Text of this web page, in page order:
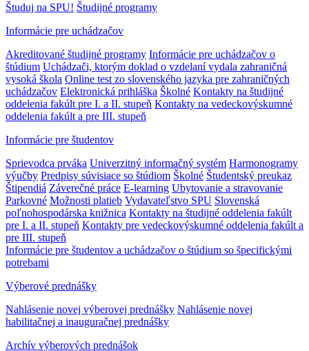
Študuj na SPU! Študijné programy
Informácie pre uchádzačov
Akreditované študijné programy Informácie pre uchádzačov o
štúdium Uchádzači, ktorým doklad o vzdelaní vydala zahraničná
vysoká škola Online test zo slovenského jazyka pre zahraničných
uchádzačov Elektronická prihláška Školné Kontakty na študijné
oddelenia fakúlt pre I. a II. stupeň Kontakty na vedeckovýskumné
oddelenia fakúlt a pre III. stupeň
Informácie pre študentov
Sprievodca prváka Univerzitný informačný systém Harmonogramy
výučby Predpisy súvisiace so štúdiom Školné Študentský preukaz
Štipendiá Záverečné práce E-learning Ubytovanie a stravovanie
Parkovné Možnosti platieb Vydavateľstvo SPU Slovenská
poľnohospodárska knižnica Kontakty na študijné oddelenia fakúlt
pre I. a II. stupeň Kontakty pre vedeckovýskumné oddelenia fakúlt a
pre III. stupeň
Informácie pre študentov a uchádzačov o štúdium so špecifickými
potrebami
Výberové prednášky
Nahlásenie novej výberovej prednášky Nahlásenie novej
habilitačnej a inauguračnej prednášky
Archív výberových prednášok